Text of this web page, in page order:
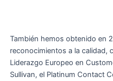
También hemos obtenido en
reconocimientos a la calidad,
Liderazgo Europeo en
Sullivan, el Platinum Contact